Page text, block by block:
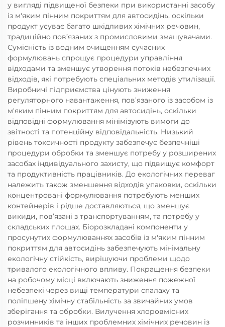
у вигляді підвищеної безпеки при використанні засобу
із м'яким пінним покриттям для автосидінь, оскільки
продукт усуває багато шкідливих хімічних речовин,
традиційно пов’язаних з промисловими змащувачами.
Сумісність із водним очищенням сучасних
формулювань спрощує процедури управління
відходами та зменшує утворення потоків небезпечних
відходів, які потребують спеціальних методів утилізації.
Виробничі підприємства цінують зниження
регуляторного навантаження, пов’язаного із засобом із
м'яким пінним покриттям для автосидінь, оскільки
відповідні формулювання мінімізують вимоги до
звітності та потенційну відповідальність. Низький
рівень токсичності продукту забезпечує безпечніші
процедури обробки та зменшує потребу у розширених
засобах індивідуального захисту, що підвищує комфорт
та продуктивність працівників. До екологічних переваг
належить також зменшення відходів упаковки, оскільки
концентровані формулювання потребують менших
контейнерів і рідше доставляються, що зменшує
викиди, пов’язані з транспортуванням, та потребу у
складських площах. Біорозкладані компоненти у
просунутих формулюваннях засобів із м'яким пінним
покриттям для автосидінь забезпечують мінімальну
екологічну стійкість, вирішуючи проблеми щодо
тривалого екологічного впливу. Покращення безпеки
на робочому місці включають зниження пожежної
небезпекі через вищі температури спалаху та
поліпшену хімічну стабільність за звичайних умов
зберігання та обробки. Вилучення хлоровмісних
розчинників та інших проблемних хімічних речовин із